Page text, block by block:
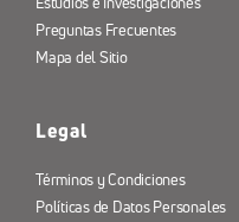
Preguntas Frecuentes
Mapa del Sitio
Legal
Términos y Condiciones
Políticas de Datos Personales